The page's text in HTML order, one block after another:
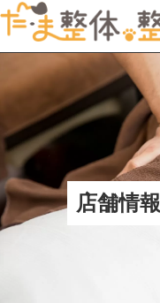
コ
ン
テ
ス
プ
店舗情報